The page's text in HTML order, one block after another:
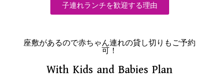
子連れランチを歓迎する理由
座敷があるので赤ちゃん連れの貸し切りもご予約
可！
With Kids and Babies Plan